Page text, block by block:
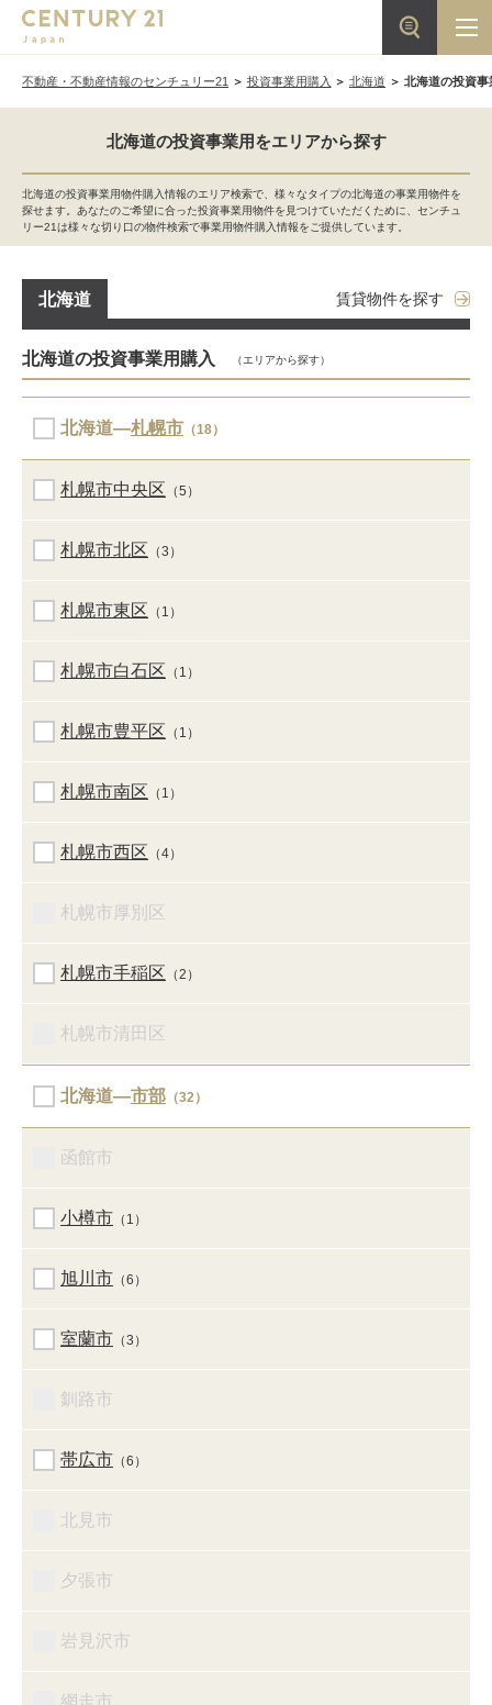
不動産・不動産情報のセンチュリー21 投資事業用購入 北海道 北海道の投資
北海道の投資事業用をエリアから探す
北海道の投資事業用物件購入情報のエリア検索で、様々なタイプの北海道の事業用物件を
探せます。あなたのご希望に合った投資事業用物件を見つけていただくために、センチュ
リー21は様々な切り口の物件検索で事業用物件購入情報をご提供しています。
北海道 賃貸物件を探す
北海道の投資事業用購入 （エリアから探す）
北海道―札幌市 （18）
札幌市中央区 （5）
札幌市北区 （3）
札幌市東区 （1）
札幌市白石区 （1）
札幌市豊平区 （1）
札幌市南区 （1）
札幌市西区 （4）
札幌市厚別区
札幌市手稲区 （2）
札幌市清田区
北海道―市部 （32）
函館市
小樽市 （1）
旭川市 （6）
室蘭市 （3）
釧路市
帯広市 （6）
北見市
夕張市
岩見沢市
網走市